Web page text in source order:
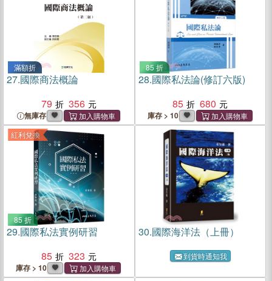
滿額折
27.國際商法概論
79
356
無庫存
85 折
28.國際私法論(修訂六版)
85
680
庫存 > 10
紅利兌換
85 折
29.國際私法實例研習
85
323
庫存 > 10
30.國際海洋法（上冊）
到貨時通知我